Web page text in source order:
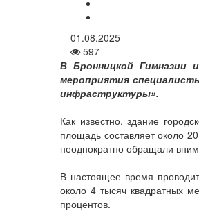
01.08.2025
597
В Бронницкой Гимназии
мероприятия
инфраструктуры».
Как известно, здание
площадь составляет около
неоднократно обращали
В настоящее время
около 4 тысяч квадратных
процентов.